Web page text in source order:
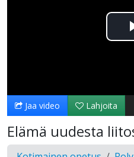
Jaa video Lahjoita
Elämä uudesta